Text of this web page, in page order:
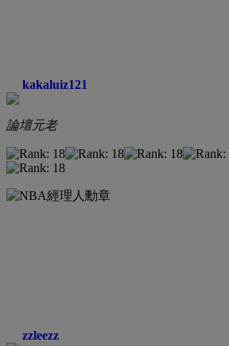
kakaluiz121
論壇元老
zzleezz